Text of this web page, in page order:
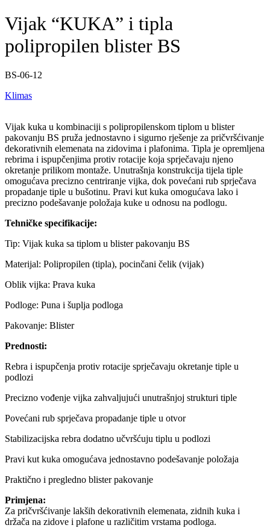
Vijak “KUKA” i tipla
polipropilen blister BS
BS-06-12
Klimas
Vijak kuka u kombinaciji s polipropilenskom tiplom u blister
pakovanju BS pruža jednostavno i sigurno rješenje za pričvršćivanje
dekorativnih elemenata na zidovima i plafonima. Tipla je opremljena
rebrima i ispupčenjima protiv rotacije koja sprječavaju njeno
okretanje prilikom montaže. Unutrašnja konstrukcija tijela tiple
omogućava precizno centriranje vijka, dok povećani rub sprječava
propadanje tiple u bušotinu. Pravi kut kuka omogućava lako i
precizno podešavanje položaja kuke u odnosu na podlogu.
Tehničke specifikacije:
Tip: Vijak kuka sa tiplom u blister pakovanju BS
Materijal: Polipropilen (tipla), pocinčani čelik (vijak)
Oblik vijka: Prava kuka
Podloge: Puna i šuplja podloga
Pakovanje: Blister
Prednosti:
Rebra i ispupčenja protiv rotacije sprječavaju okretanje tiple u
podlozi
Precizno vođenje vijka zahvaljujući unutrašnjoj strukturi tiple
Povećani rub sprječava propadanje tiple u otvor
Stabilizacijska rebra dodatno učvršćuju tiplu u podlozi
Pravi kut kuka omogućava jednostavno podešavanje položaja
Praktično i pregledno blister pakovanje
Primjena:
Za pričvršćivanje lakših dekorativnih elemenata, zidnih kuka i
držača na zidove i plafone u različitim vrstama podloga.